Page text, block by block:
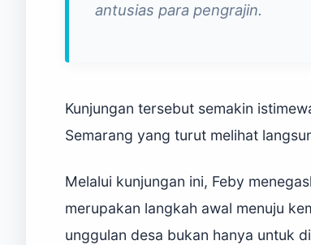
antusias para pengrajin.
Kunjungan tersebut semakin
Semarang yang turut melihat
Melalui kunjungan ini, Feby
merupakan langkah awal menuju
unggulan desa bukan hanya untuk